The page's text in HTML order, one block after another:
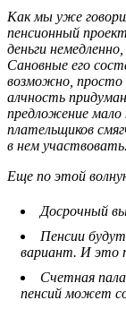
Как мы уже
пенсионный
деньги
Сановные его
возможно, просто
алчность
предложение мало
плательщиков
в нем участвовать.
Еще по этой
Досрочный
Пенсии
вариант. И это
Счетная
пенсий может